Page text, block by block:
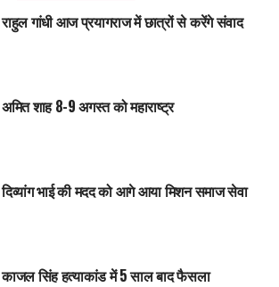
राहुल गांधी आज प्रयागराज में छात्रों से करेंगे संवाद
अमित शाह 8-9 अगस्त को महाराष्ट्र
दिव्यांग भाई की मदद को आगे आया मिशन समाज सेवा
काजल सिंह हत्याकांड में 5 साल बाद फैसला